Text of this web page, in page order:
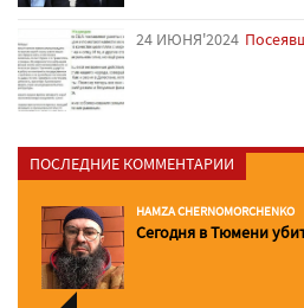
24 ИЮНЯ'2024
ПОСЛЕДНИЕ КОММЕНТАРИИ
HAMZA CHERNOMORCHENKO
Сегодня в Тюмени